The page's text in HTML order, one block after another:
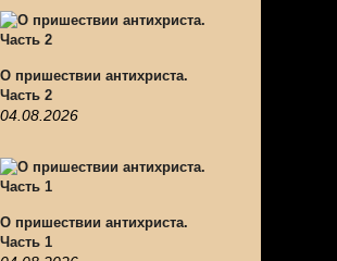
О пришествии антихриста.
Часть 2
04.08.2026
О пришествии антихриста.
Часть 1